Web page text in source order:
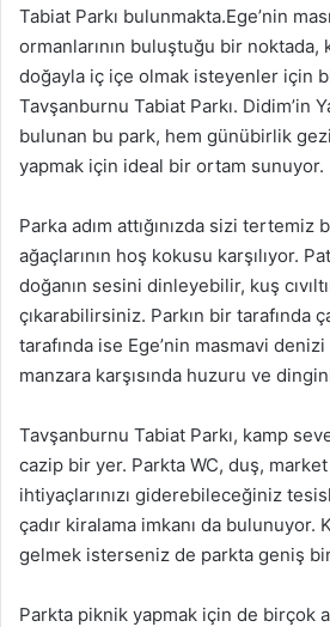
Tabiat Parkı bulunmakta.Ege’nin
ormanlarının buluştuğu bir noktada,
doğayla iç içe olmak isteyenler için
Tavşanburnu Tabiat Parkı. Didim’in
bulunan bu park, hem günübirlik
yapmak için ideal bir ortam sunuyor.
Parka adım attığınızda sizi tertemiz
ağaçlarının hoş kokusu karşılıyor.
doğanın sesini dinleyebilir, kuş
çıkarabilirsiniz. Parkın bir tarafında
tarafında ise Ege’nin masmavi
manzara karşısında huzuru ve
Tavşanburnu Tabiat Parkı, kamp
cazip bir yer. Parkta WC, duş,
ihtiyaçlarınızı giderebileceğiniz
çadır kiralama imkanı da bulunuyor.
gelmek isterseniz de parkta geniş
Parkta piknik yapmak için de birçok